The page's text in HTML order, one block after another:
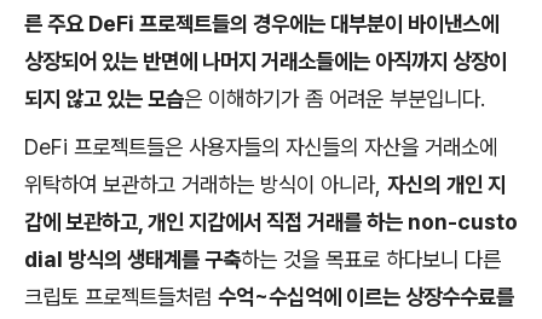
른 주요 DeFi 프로젝트들의 경우에는 대부분이 바이낸스에
상장되어 있는 반면에 나머지 거래소들에는 아직까지 상장이
되지 않고 있는 모습은 이해하기가 좀 어려운 부분입니다.
DeFi 프로젝트들은 사용자들의 자신들의 자산을 거래소에
위탁하여 보관하고 거래하는 방식이 아니라, 자신의 개인 지
갑에 보관하고, 개인 지갑에서 직접 거래를 하는 non-custo
dial 방식의 생태계를 구축하는 것을 목표로 하다보니 다른
크립토 프로젝트들처럼 수억~수십억에 이르는 상장수수료를